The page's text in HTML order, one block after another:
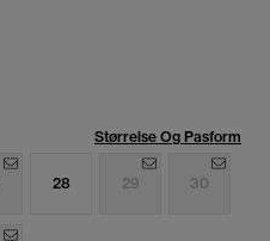
Størrelse Og Pasform
28 29 30